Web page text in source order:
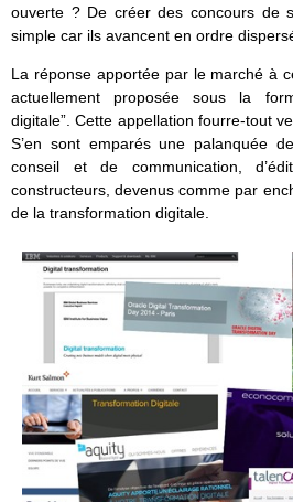
ouverte ? De créer des concours de
simple car ils avancent en ordre
La réponse apportée par le marché à
actuellement proposée sous la
digitale”. Cette appellation fourre-tout
S’en sont emparés une palanquée
conseil et de communication,
constructeurs, devenus comme par
de la transformation digitale.